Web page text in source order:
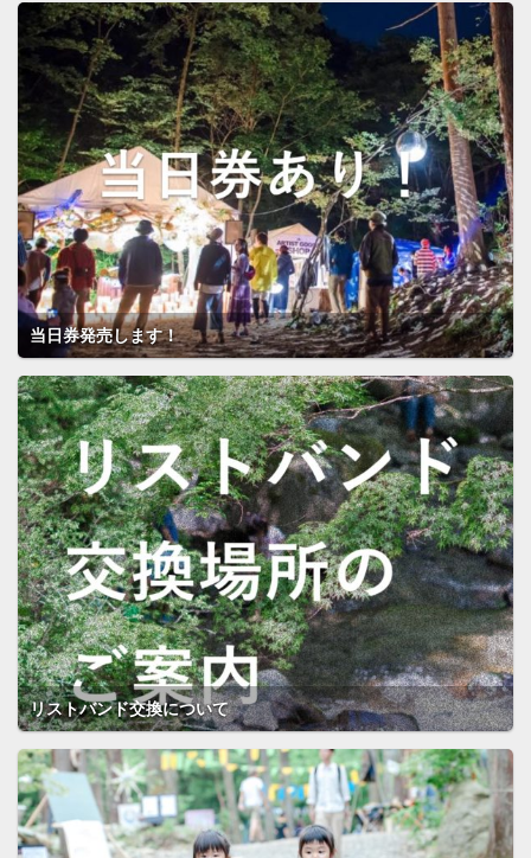
当日券発売します！
リストバンド交換について